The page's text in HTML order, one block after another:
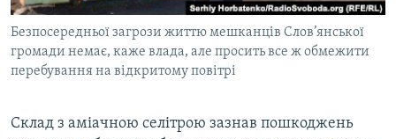
ІНФОГРАФІКА
ДОЛУЧАЙСЯ!
Безпосередньої загрози життю мешканців Слов’янської
громади немає, каже влада, але просить все ж обмежити
перебування на відкритому повітрі
Склад з аміачною селітрою зазнав пошкоджень